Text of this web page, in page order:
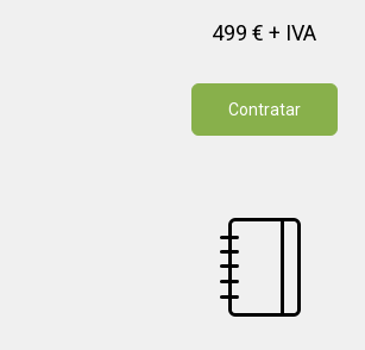
499 € + IVA
Contratar